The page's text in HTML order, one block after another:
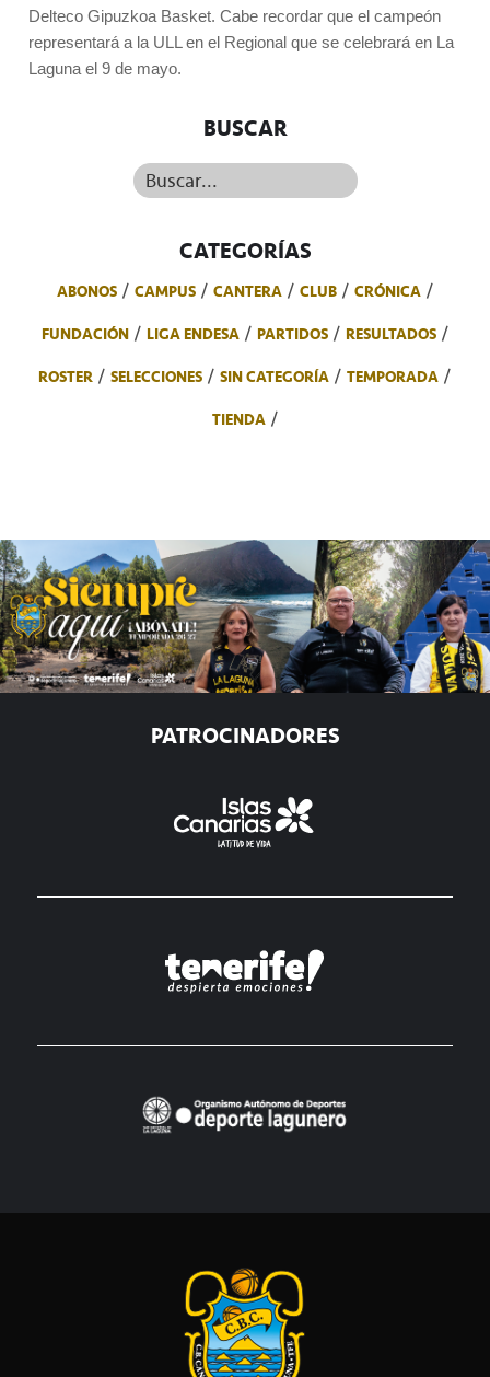
Delteco Gipuzkoa Basket. Cabe recordar que el campeón
representará a la ULL en el Regional que se celebrará en La
Laguna el 9 de mayo.
BUSCAR
Buscar...
CATEGORÍAS
ABONOS CAMPUS CANTERA CLUB
CRÓNICA
FUNDACIÓN
LIGA ENDESA PARTIDOS
RESULTADOS
ROSTER
SELECCIONES SIN CATEGORÍA
TEMPORADA
TIENDA
PATROCINADORES